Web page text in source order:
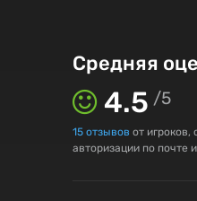
Средняя
4.5 /5
15 отзывов от игроков,
авторизации по почте